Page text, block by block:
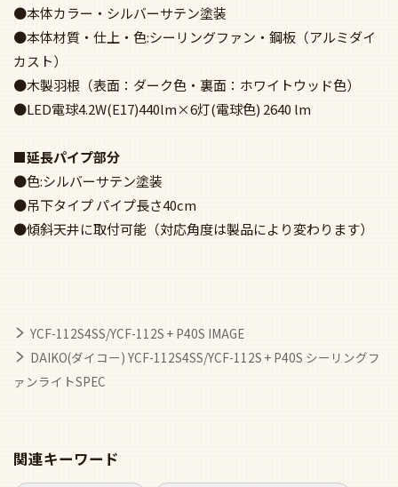
●本体カラー・シルバーサテン塗装
●本体材質・仕上・色:シーリングファン・鋼板（アルミダイ
カスト）
●木製羽根（表面：ダーク色・裏面：ホワイトウッド色）
●LED電球4.2W(E17)440lm×6灯(電球色) 2640 lm
■延長パイプ部分
●色:シルバーサテン塗装
●吊下タイプ パイプ長さ40cm
●傾斜天井に取付可能（対応角度は製品により変わります）
YCF-112S4SS/YCF-112S + P40S IMAGE
DAIKO(ダイコー) YCF-112S4SS/YCF-112S + P40S シーリングフ
ァンライトSPEC
関連キーワード